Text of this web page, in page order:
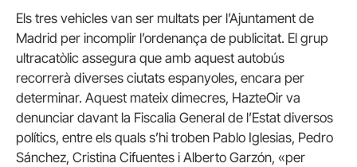
Els tres vehicles van ser multats per l’Ajuntament de
Madrid per incomplir l’ordenança de publicitat. El grup
ultracatòlic assegura que amb aquest autobús
recorrerà diverses ciutats espanyoles, encara per
determinar. Aquest mateix dimecres, HazteOir va
denunciar davant la Fiscalia General de l’Estat diversos
polítics, entre els quals s’hi troben Pablo Iglesias, Pedro
Sánchez, Cristina Cifuentes i Alberto Garzón, «per